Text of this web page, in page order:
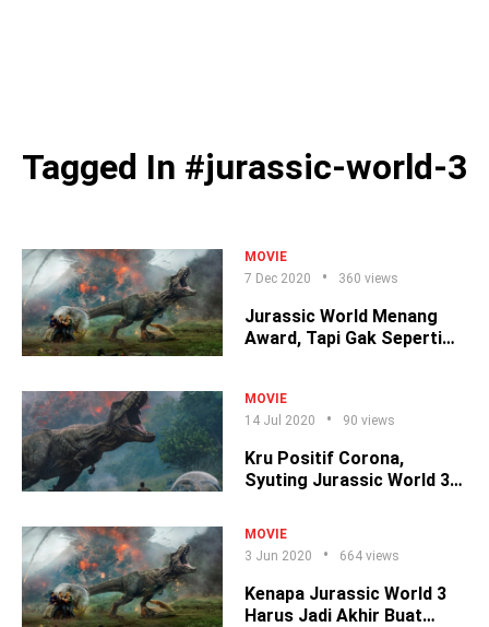
Tagged In #jurassic-world-3
MOVIE
7 Dec 2020
360 views
Jurassic World Menang
Award, Tapi Gak Seperti
MOVIE
14 Jul 2020
90 views
Kru Positif Corona,
Syuting Jurassic World 3
MOVIE
3 Jun 2020
664 views
Kenapa Jurassic World 3
Harus Jadi Akhir Buat